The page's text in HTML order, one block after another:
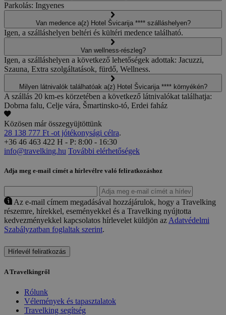
Parkolás: Ingyenes
Van medence a(z) Hotel Švicarija **** szálláshelyen?
Igen, a szálláshelyen beltéri és kültéri medence található.
Van wellness-részleg?
Igen, a szálláshelyen a következő lehetőségek adottak: Jacuzzi,
Szauna, Extra szolgáltatások, fürdő, Wellness.
Milyen látnivalók találhatóak a(z) Hotel Švicarija **** környékén?
A szállás 20 km-es körzetében a következő látnivalókat találhatja:
Dobrna falu, Celje vára, Šmartinsko-tó, Erdei faház
Közösen már összegyüjtöttünk
28 138 777 Ft -ot jótékonysági célra.
+36 46 463 422 H - P: 8:00 - 16:30
info@travelking.hu További elérhetőségek
Adja meg e-mail címét a hírlevélre való feliratkozáshoz
Az e-mail címem megadásával hozzájárulok, hogy a Travelking
részemre, hírekkel, eseményekkel és a Travelking nyújtotta
kedvezményekkel kapcsolatos hírlevelet küldjön az Adatvédelmi
Szabályzatban foglaltak szerint.
Hírlevél feliratkozás
A Travelkingről
Rólunk
Vélemények és tapasztalatok
Travelking segítség